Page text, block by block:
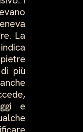
La
più
e